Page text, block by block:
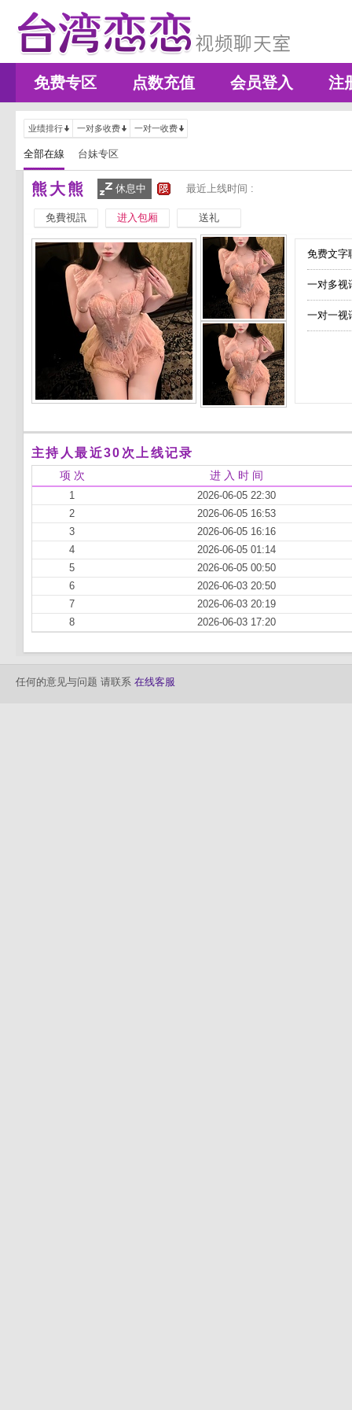
免费专区 点数充值 会员登入 注
业绩排行 一对多收费 一对一收费
全部在線 台妹专区
熊大熊 休息中 最近上线时间 :
免費視訊 进入包厢 送礼
免费文
一对多
一对一
主持人最近30次上线记录
项 次 进 入 时 间
1
2026-06-05 22:30
2
2026-06-05 16:53
3
2026-06-05 16:16
4
2026-06-05 01:14
5
2026-06-05 00:50
6
2026-06-03 20:50
7
2026-06-03 20:19
8
2026-06-03 17:20
任何的意见与问题 请联系 在线客服